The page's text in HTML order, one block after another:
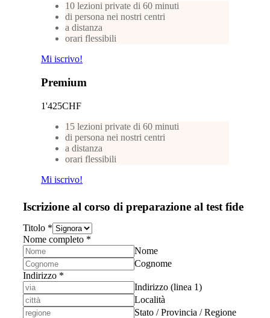
10 lezioni private di 60 minuti
di persona nei nostri centri
a distanza
orari flessibili
Mi iscrivo!
Premium
1'425CHF
15 lezioni private di 60 minuti
di persona nei nostri centri
a distanza
orari flessibili
Mi iscrivo!
Iscrizione al corso di preparazione al test fide
Titolo *
Nome completo *
Nome
Cognome
Indirizzo *
Indirizzo (linea 1)
Località
Stato / Provincia / Regione